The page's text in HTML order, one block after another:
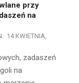
przy
na
14 KWIETNIA,
zadaszeń
na